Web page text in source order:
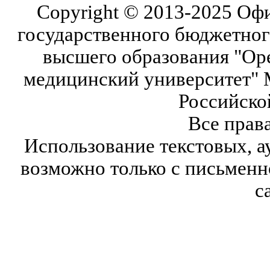
Copyright © 2013-2025
государственного
высшего образования
медицинский университет"
Все
Использование текстовых,
возможно только с